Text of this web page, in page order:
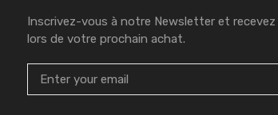
Inscrivez-vous à notre Newsletter et recevez
lors de votre prochain achat.